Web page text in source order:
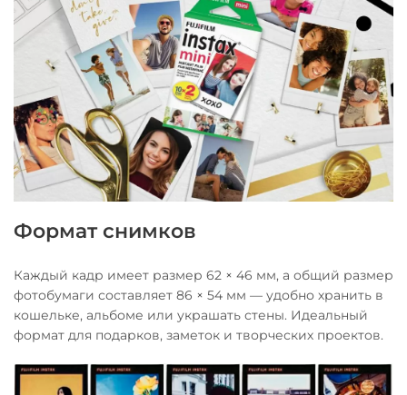
Формат снимков
Каждый кадр имеет размер 62 × 46 мм, а общий размер
фотобумаги составляет 86 × 54 мм — удобно хранить в
кошельке, альбоме или украшать стены. Идеальный
формат для подарков, заметок и творческих проектов.